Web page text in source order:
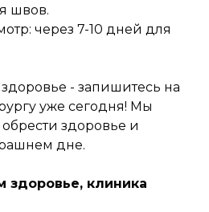
швов.
через 7-10 дней для
здоровье - запишитесь на
уже сегодня! Мы
здоровье и
дне.
здоровье, клиника